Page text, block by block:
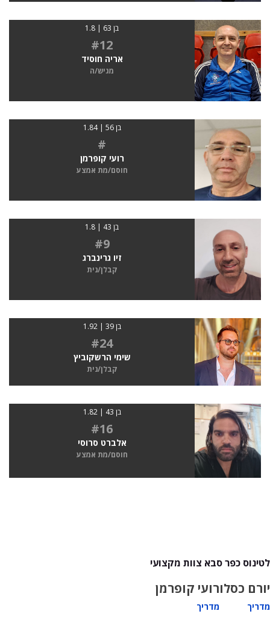
בן 63 | 1.8
#12
אריה חוסיד
מגיש/ה
בן 56 | 1.84
#
רועי קופרמן
חוסם/מת אמצע
בן 43 | 1.8
#9
זיו גרינברג
קבלן/נית
בן 39 | 1.92
#24
שימי הרשקוביץ
קבלן/נית
בן 43 | 1.82
#16
אלברט סרוסי
חוסם/מת אמצע
לטינוס כפר סבא צוות מקצועי
יורם כסלו
מדריך
רועי קופרמן
מדריך